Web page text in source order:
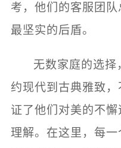
考，他们的客服团
最坚实的后盾。
无数家庭的选择
约现代到古典雅致
证了他们对美的不
理解。在这里，每一